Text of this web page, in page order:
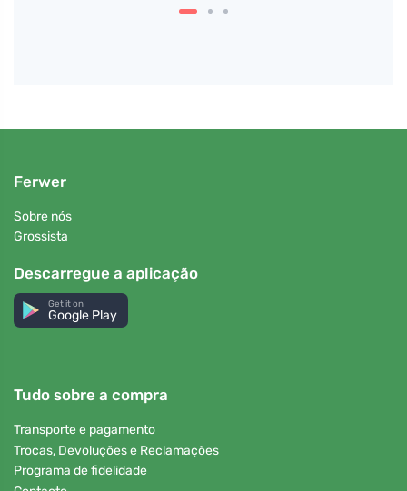
Ferwer
Sobre nós
Grossista
Descarregue a aplicação
Get it on
Google Play
Tudo sobre a compra
Transporte e pagamento
Trocas, Devoluções e Reclamações
Programa de fidelidade